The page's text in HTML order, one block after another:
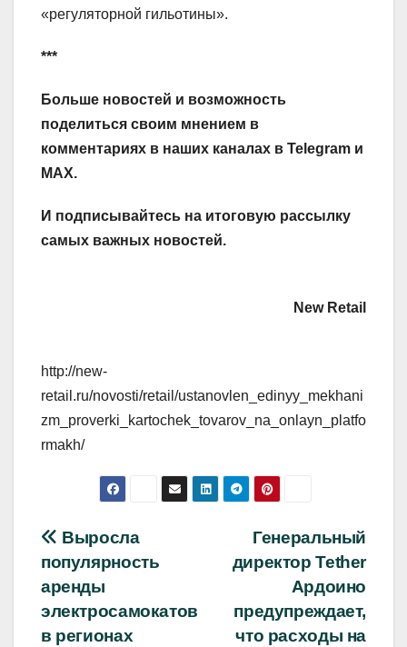
«регуляторной гильотины».
***
Больше новостей и возможность
поделиться своим мнением в
комментариях в наших каналах в Telegram и
MAX.
И подписывайтесь на итоговую рассылку
самых важных новостей.
New Retail
http://new-
retail.ru/novosti/retail/ustanovlen_edinyy_mekhani
zm_proverki_kartochek_tovarov_na_onlayn_platfo
rmakh/
Навигация
по
записям
Генеральный
директор Tether
Ардоино
предупреждает,
что расходы на
Выросла
популярность
аренды
электросамокатов
в регионах